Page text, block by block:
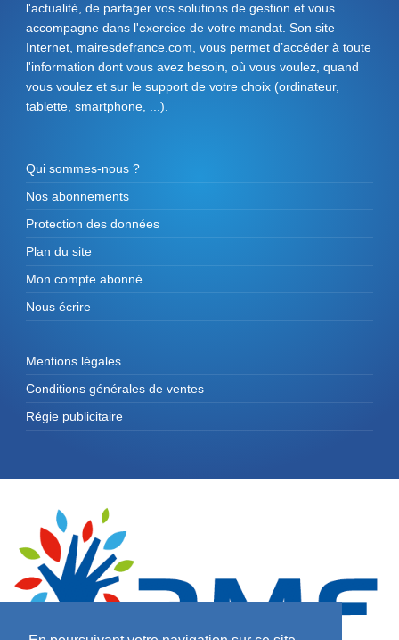
l'actualité, de partager vos solutions de gestion et vous
accompagne dans l'exercice de votre mandat. Son site
Internet, mairesdefrance.com, vous permet d’accéder à toute
l'information dont vous avez besoin, où vous voulez, quand
vous voulez et sur le support de votre choix (ordinateur,
tablette, smartphone, ...).
Qui sommes-nous ?
Nos abonnements
Protection des données
Plan du site
Mon compte abonné
Nous écrire
Mentions légales
Conditions générales de ventes
Régie publicitaire